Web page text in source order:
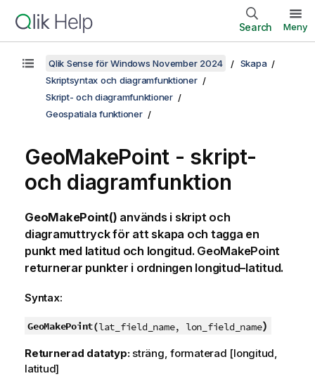
Search Meny
Qlik Sense för Windows November 2024
Skapa
Skriptsyntax och diagramfunktioner
Skript- och diagramfunktioner
Geospatiala funktioner
GeoMakePoint - skript-
och diagramfunktion
GeoMakePoint() används i skript och
diagramuttryck för att skapa och tagga en
punkt med latitud och longitud. GeoMakePoint
returnerar punkter i ordningen longitud–latitud.
Syntax:
GeoMakePoint(lat_field_name, lon_field_name)
Returnerad datatyp: sträng, formaterad [longitud,
latitud]